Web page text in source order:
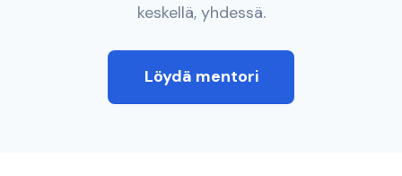
keskellä, yhdessä.
Löydä mentori